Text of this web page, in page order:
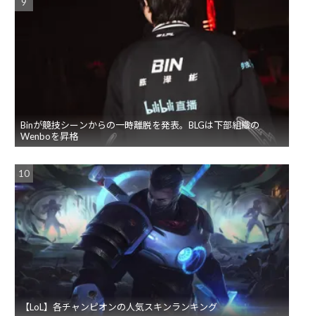
Binが競技シーンからの一時離脱を発表。BLGは下部組織の
Wenboを昇格
【LoL】各チャンピオンの人気スキンランキング